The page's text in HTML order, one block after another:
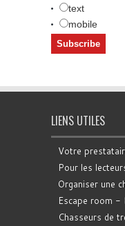
text
mobile
LIENS UTILES
Votre
Pour les
Organiser une
Escape room -
Chasseurs de